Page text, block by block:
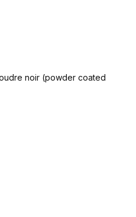
noir (powder coated